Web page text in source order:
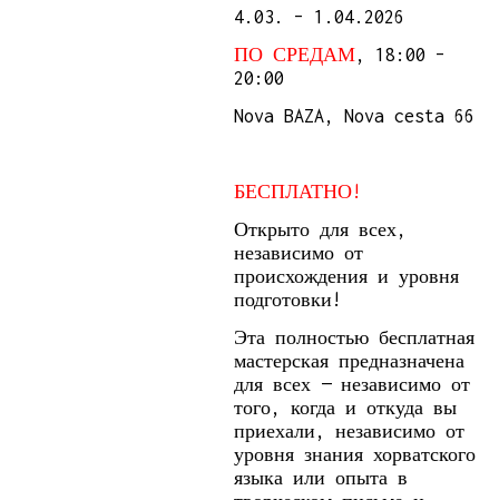
4.03. – 1.04.2026
ПО СРЕДАМ, 18:00 –
20:00
Nova BAZA, Nova cesta 66
БЕСПЛАТНО!
Открыто для всех,
независимо от
происхождения и уровня
подготовки!
Эта полностью бесплатная
мастерская предназначена
для всех — независимо от
того, когда и откуда вы
приехали, независимо от
уровня знания хорватского
языка или опыта в